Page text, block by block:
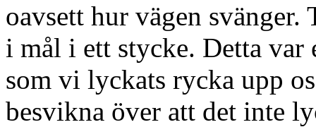
oavsett hur vägen
i mål i ett stycke. Detta var
som vi lyckats rycka upp
besvikna över att det inte